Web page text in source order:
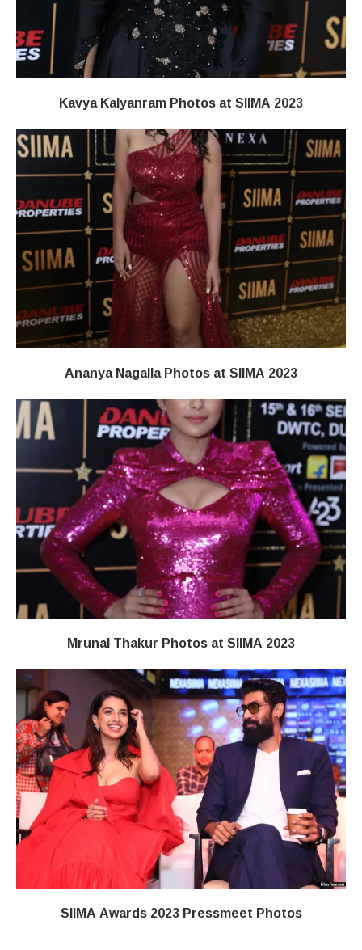
Kavya Kalyanram Photos at SIIMA 2023
Ananya Nagalla Photos at SIIMA 2023
Mrunal Thakur Photos at SIIMA 2023
SIIMA Awards 2023 Pressmeet Photos